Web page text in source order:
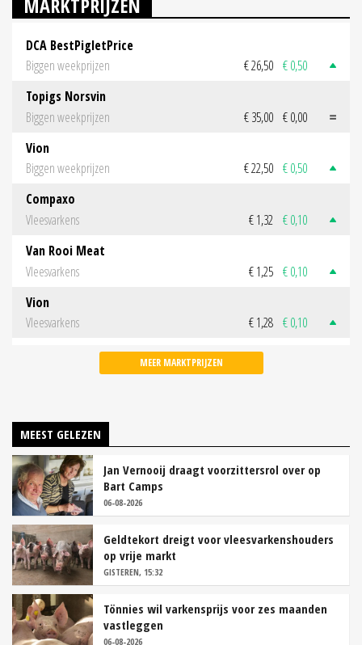
DCA BestPigletPrice
Biggen weekprijzen
€ 26,50 € 0,50
Topigs Norsvin
Biggen weekprijzen
€ 35,00 € 0,00
Vion
Biggen weekprijzen
€ 22,50 € 0,50
Compaxo
Vleesvarkens
€ 1,32 € 0,10
Van Rooi Meat
Vleesvarkens
€ 1,25 € 0,10
Vion
Vleesvarkens
€ 1,28 € 0,10
MEER MARKTPRIJZEN
MEEST GELEZEN
Jan Vernooij draagt voorzittersrol over op
Bart Camps
06-08-2026
Geldtekort dreigt voor vleesvarkenshouders
op vrije markt
GISTEREN, 15:32
Tönnies wil varkensprijs voor zes maanden
vastleggen
06-08-2026